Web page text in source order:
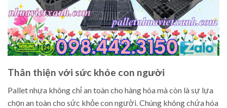
Thân thiện với sức khỏe con người
Pallet nhựa không chỉ an toàn cho hàng hóa mà còn là sự lựa
chọn an toàn cho sức khỏe con người. Chúng không chứa hóa